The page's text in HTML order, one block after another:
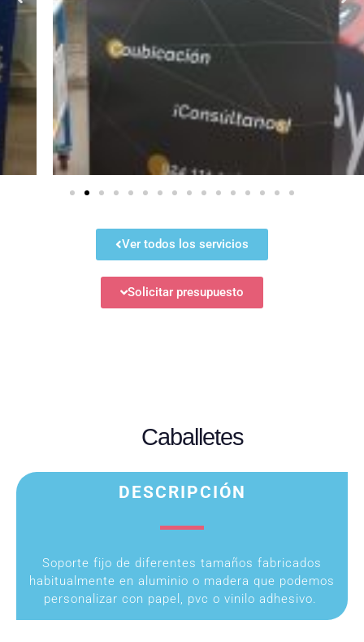
Ver todos los servicios
Solicitar presupuesto
Caballetes
DESCRIPCIÓN
Soporte fijo de diferentes tamaños fabricados
habitualmente en aluminio o madera que podemos
personalizar con papel, pvc o vinilo adhesivo.